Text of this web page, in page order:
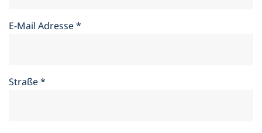
E-Mail Adresse*
Straße*